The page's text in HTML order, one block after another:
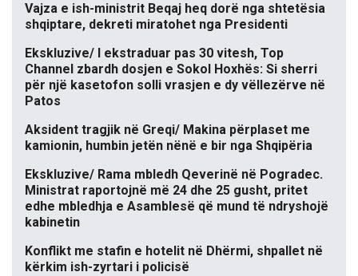
Vajza e ish-ministrit Beqaj heq dorë nga shtetësia
shqiptare, dekreti miratohet nga Presidenti
Ekskluzive/ I ekstraduar pas 30 vitesh, Top
Channel zbardh dosjen e Sokol Hoxhës: Si sherri
për një kasetofon solli vrasjen e dy vëllezërve në
Patos
Aksident tragjik në Greqi/ Makina përplaset me
kamionin, humbin jetën nënë e bir nga Shqipëria
Ekskluzive/ Rama mbledh Qeverinë në Pogradec.
Ministrat raportojnë më 24 dhe 25 gusht, pritet
edhe mbledhja e Asamblesë që mund të ndryshojë
kabinetin
Konflikt me stafin e hotelit në Dhërmi, shpallet në
kërkim ish-zyrtari i policisë